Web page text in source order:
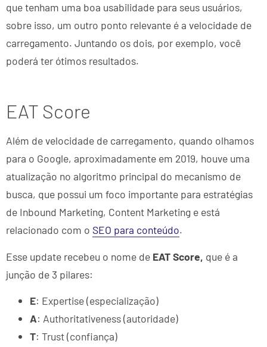
que tenham uma boa usabilidade para seus usuários,
sobre isso, um outro ponto relevante é a velocidade de
carregamento. Juntando os dois, por exemplo, você
poderá ter ótimos resultados.
EAT Score
Além de velocidade de carregamento, quando olhamos
para o Google, aproximadamente em 2019, houve uma
atualização no algoritmo principal do mecanismo de
busca, que possui um foco importante para estratégias
de Inbound Marketing, Content Marketing e está
relacionado com o SEO para conteúdo.
Esse update recebeu o nome de EAT Score, que é a
junção de 3 pilares:
E: Expertise (especialização)
A: Authoritativeness (autoridade)
T: Trust (confiança)